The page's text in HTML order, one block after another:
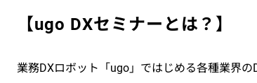
【ugo DXセミナーとは？ 】
業務DXロボット「ugo」ではじめる各種業界